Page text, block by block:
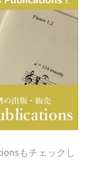
もチェックし